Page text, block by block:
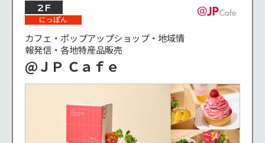
2F
にっぽん
カフェ・ポップアップショップ・地域情
報発信・各地特産品販売
@ＪＰ Ｃａｆｅ